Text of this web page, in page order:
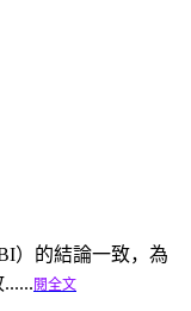
）的結論一致，為
閱全文